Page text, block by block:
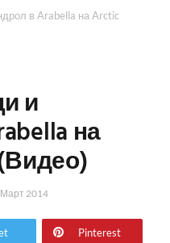
в Arabella на Arctic
и
на
2014
Pinterest